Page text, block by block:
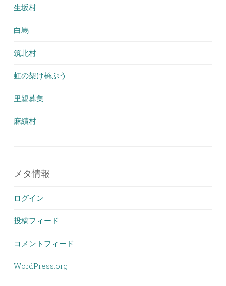
生坂村
白馬
筑北村
虹の架け橋ぷう
里親募集
麻績村
メタ情報
ログイン
投稿フィード
コメントフィード
WordPress.org